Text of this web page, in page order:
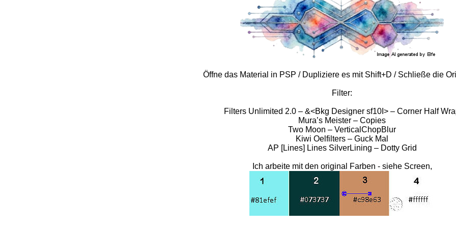
Öffne das Material in PSP / Dupliziere es mit Shift+D / Schließe die
Filter:
Filters Unlimited 2.0 – &<Bkg Designer sf10I> – Corner Half
Mura’s Meister – Copies
Two Moon – VerticalChopBlur
Kiwi Oelfilters – Guck Mal
AP [Lines] Lines SilverLining – Dotty Grid
Ich arbeite mit den original Farben - siehe Screen,